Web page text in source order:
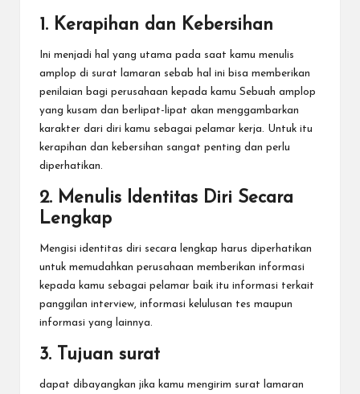
1. Kerapihan dan Kebersihan
Ini menjadi hal yang utama pada saat kamu menulis
amplop di surat lamaran sebab hal ini bisa memberikan
penilaian bagi perusahaan kepada kamu Sebuah amplop
yang kusam dan berlipat-lipat akan menggambarkan
karakter dari diri kamu sebagai pelamar kerja. Untuk itu
kerapihan dan kebersihan sangat penting dan perlu
diperhatikan.
2. Menulis Identitas Diri Secara
Lengkap
Mengisi identitas diri secara lengkap harus diperhatikan
untuk memudahkan perusahaan memberikan informasi
kepada kamu sebagai pelamar baik itu informasi terkait
panggilan interview, informasi kelulusan tes maupun
informasi yang lainnya.
3. Tujuan surat
dapat dibayangkan jika kamu mengirim surat lamaran